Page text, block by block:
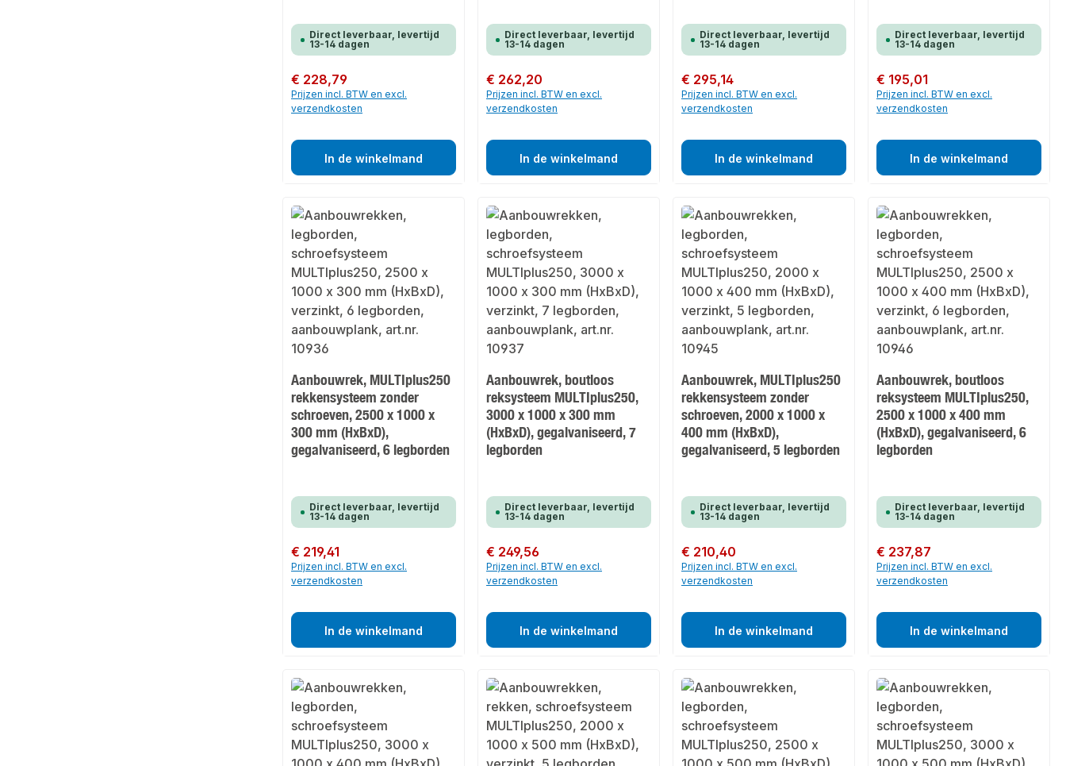
Direct leverbaar, levertijd
13-14 dagen
Normale prijs:
€ 228,79
Prijzen incl. BTW en excl.
verzendkosten
In de winkelmand
Direct leverbaar, levertijd
13-14 dagen
Normale prijs:
€ 262,20
Prijzen incl. BTW en excl.
verzendkosten
In de winkelmand
Direct leverbaar, levertijd
13-14 dagen
Normale prijs:
€ 295,14
Prijzen incl. BTW en excl.
verzendkosten
In de winkelmand
Direct leverbaar, levertijd
13-14 dagen
Normale prijs:
€ 195,01
Prijzen incl. BTW en excl.
verzendkosten
In de winkelmand
Aanbouwrek, MULTIplus250
rekkensysteem zonder
schroeven, 2500 x 1000 x
300 mm (HxBxD),
gegalvaniseerd, 6 legborden
Direct leverbaar, levertijd
13-14 dagen
Normale prijs:
€ 219,41
Prijzen incl. BTW en excl.
verzendkosten
In de winkelmand
Aanbouwrek, boutloos
reksysteem MULTIplus250,
3000 x 1000 x 300 mm
(HxBxD), gegalvaniseerd, 7
legborden
Direct leverbaar, levertijd
13-14 dagen
Normale prijs:
€ 249,56
Prijzen incl. BTW en excl.
verzendkosten
In de winkelmand
Aanbouwrek, MULTIplus250
rekkensysteem zonder
schroeven, 2000 x 1000 x
400 mm (HxBxD),
gegalvaniseerd, 5 legborden
Direct leverbaar, levertijd
13-14 dagen
Normale prijs:
€ 210,40
Prijzen incl. BTW en excl.
verzendkosten
In de winkelmand
Aanbouwrek, boutloos
reksysteem MULTIplus250,
2500 x 1000 x 400 mm
(HxBxD), gegalvaniseerd, 6
legborden
Direct leverbaar, levertijd
13-14 dagen
Normale prijs:
€ 237,87
Prijzen incl. BTW en excl.
verzendkosten
In de winkelmand